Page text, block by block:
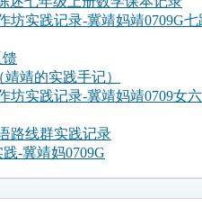
坊实践记录-冀靖妈靖0709G七
馈
靖的实践手记）
坊实践记录-冀靖妈靖0709女
路线群实践记录
-冀靖妈0709G